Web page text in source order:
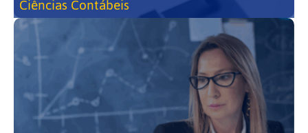
Ciências Contábeis